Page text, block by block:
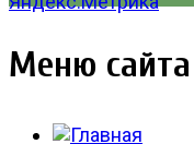
Меню сайта